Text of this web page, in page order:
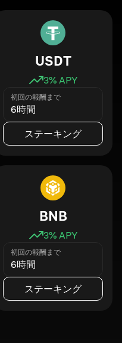
USDT
3% APY
初回の報酬まで
6時間
ステーキング
BNB
3% APY
初回の報酬まで
6時間
ステーキング